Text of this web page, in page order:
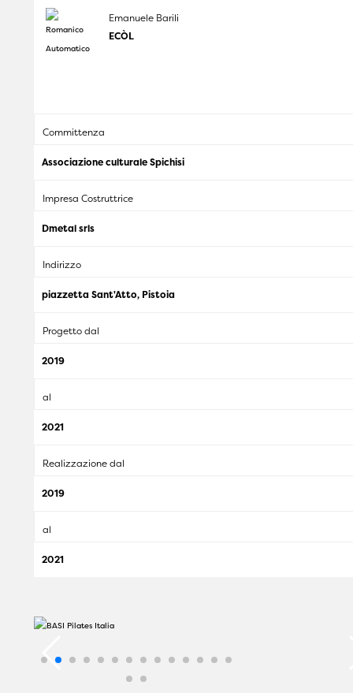
Emanuele Barili
ECÒL
Committenza
Associazione culturale Spichisi
Impresa Costruttrice
Dmetal srls
Indirizzo
piazzetta Sant'Atto, Pistoia
Progetto dal
2019
al
2021
Realizzazione dal
2019
al
2021